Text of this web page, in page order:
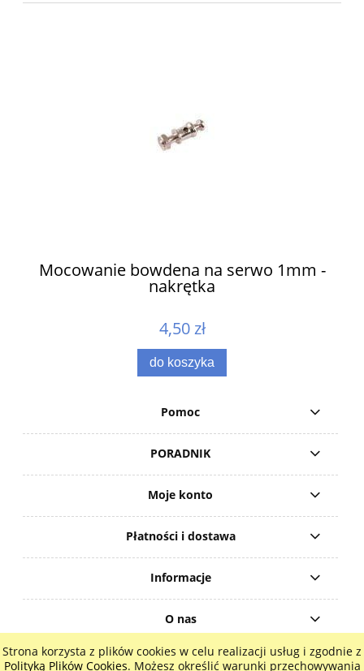
Strona korzysta z plików cookies w celu realizacji usług i zgodnie z
Polityką Plików Cookies. Możesz określić warunki przechowywania
Mocowanie bowdena na serwo 1mm -
nakrętka
4,50 zł
do koszyka
Pomoc
PORADNIK
Moje konto
Płatności i dostawa
Informacje
O nas
pokaż pełną wersję strony